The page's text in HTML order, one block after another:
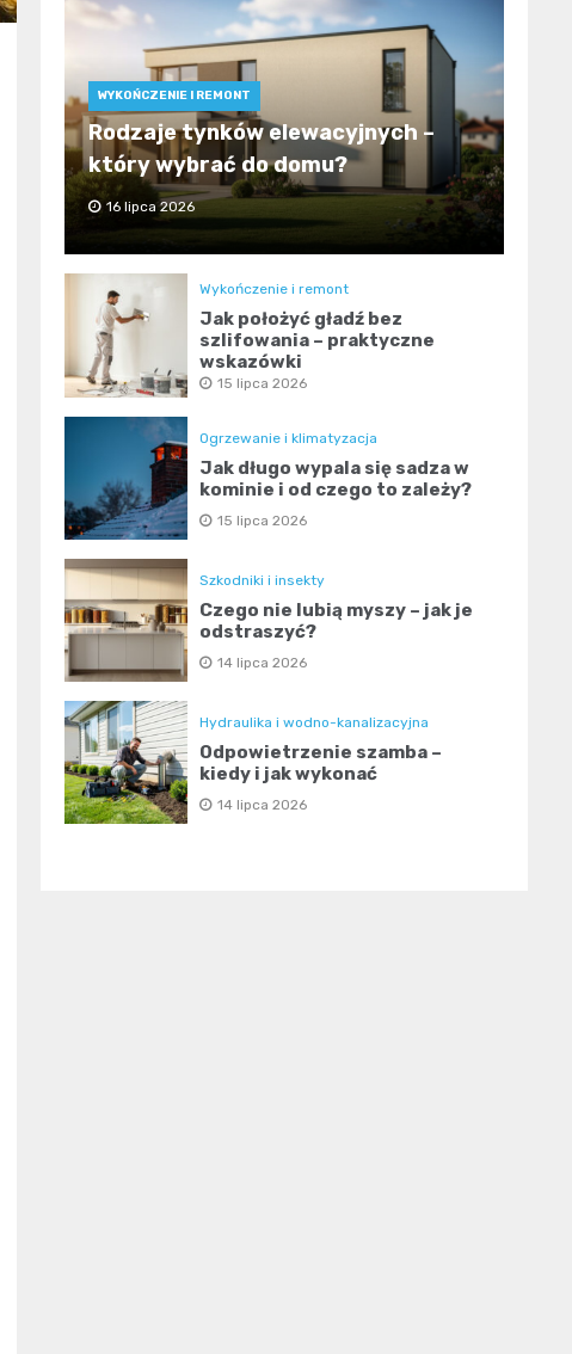
WYKOŃCZENIE I REMONT
Rodzaje tynków elewacyjnych –
który wybrać do domu?
16 lipca 2026
Wykończenie i remont
Jak położyć gładź bez
szlifowania – praktyczne
wskazówki
15 lipca 2026
Ogrzewanie i klimatyzacja
Jak długo wypala się sadza w
kominie i od czego to zależy?
15 lipca 2026
Szkodniki i insekty
Czego nie lubią myszy – jak je
odstraszyć?
14 lipca 2026
Hydraulika i wodno-kanalizacyjna
Odpowietrzenie szamba –
kiedy i jak wykonać
14 lipca 2026